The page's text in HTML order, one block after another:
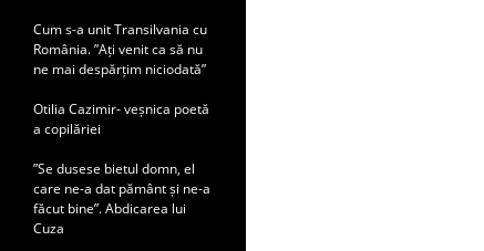
Cum s-a unit Transilvania cu
România. ”Ați venit ca să nu
ne mai despărțim niciodată”
Otilia Cazimir- veșnica poetă
a copilăriei
”Se dusese bietul domn, el
care ne-a dat pământ și ne-a
făcut bine”. Abdicarea lui
Cuza